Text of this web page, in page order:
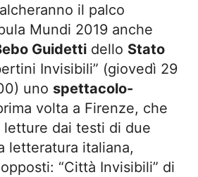
il palco
Mundi 2019 anche
Guidetti dello Stato
Invisibili” (giovedì 29
uno spettacolo-
volta a Firenze, che
letture dai testi di due
letteratura italiana,
“Città Invisibili” di